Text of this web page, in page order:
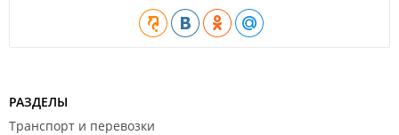
РАЗДЕЛЫ
Транспорт и перевозки